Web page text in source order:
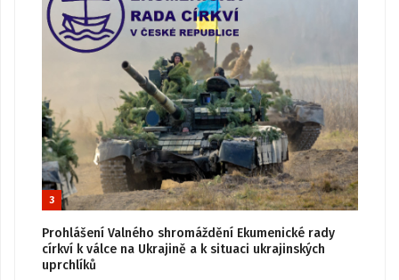
3
Prohlášení Valného shromáždění Ekumenické rady
církví k válce na Ukrajině a k situaci ukrajinských
uprchlíků